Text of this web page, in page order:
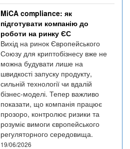
MiCA compliance: як
підготувати компанію до
роботи на ринку ЄС
Вихід на ринок Європейського
Союзу для криптобізнесу вже не
можна будувати лише на
швидкості запуску продукту,
сильній технології чи вдалій
бізнес-моделі. Тепер важливо
показати, що компанія працює
прозоро, контролює ризики та
розуміє вимоги європейського
регуляторного середовища.
19/06/2026